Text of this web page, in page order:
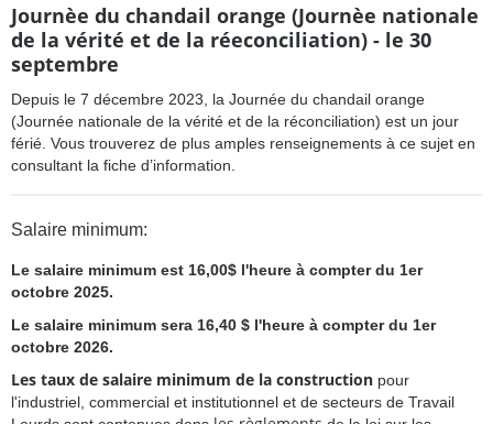
Journèe du chandail orange (Journèe nationale
de la vérité et de la réeconciliation) - le 30
septembre
Depuis le 7 décembre 2023, la Journée du chandail orange
(Journée nationale de la vérité et de la réconciliation) est un jour
férié. Vous trouverez de plus amples renseignements à ce sujet en
consultant la fiche d’information.
Salaire minimum:
Le salaire minimum est 16,00$ l'heure à compter du 1er
octobre 2025.
Le salaire minimum sera 16,40 $ l'heure à compter du 1er
octobre 2026.
Les taux de salaire minimum de la construction pour
l'industriel, commercial et institutionnel et de secteurs de Travail